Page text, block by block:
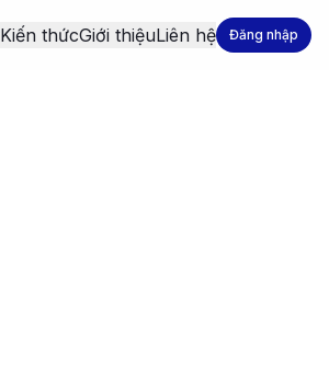
Kiến thứcGiới thiệuLiên hệ Đăng nhập